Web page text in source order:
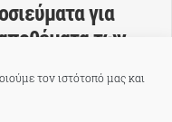
τον ιστότοπό μας και
για
των